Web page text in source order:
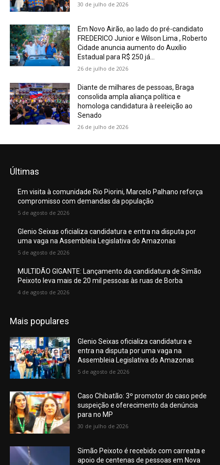
30 de julho de 2026
Em Novo Airão, ao lado do pré-candidato
FREDERICO Junior e Wilson Lima , Roberto
Cidade anuncia aumento do Auxílio
Estadual para R$ 250 já...
26 de julho de 2026
Diante de milhares de pessoas, Braga
consolida ampla aliança política e
homologa candidatura à reeleição ao
Senado
26 de julho de 2026
Últimas
Em visita à comunidade Rio Piorini, Marcelo Palhano reforça
compromisso com demandas da população
5 de agosto de 2026
Glenio Seixas oficializa candidatura e entra na disputa por
uma vaga na Assembleia Legislativa do Amazonas
5 de agosto de 2026
MULTIDÃO GIGANTE: Lançamento da candidatura de Simão
Peixoto leva mais de 20 mil pessoas às ruas de Borba
4 de agosto de 2026
Mais populares
Glenio Seixas oficializa candidatura e
entra na disputa por uma vaga na
Assembleia Legislativa do Amazonas
5 de agosto de 2026
Caso Chibatão: 3º promotor do caso pede
suspeição e oferecimento da denúncia
para no MP
30 de julho de 2026
Simão Peixoto é recebido com carreata e
apoio de centenas de pessoas em Nova